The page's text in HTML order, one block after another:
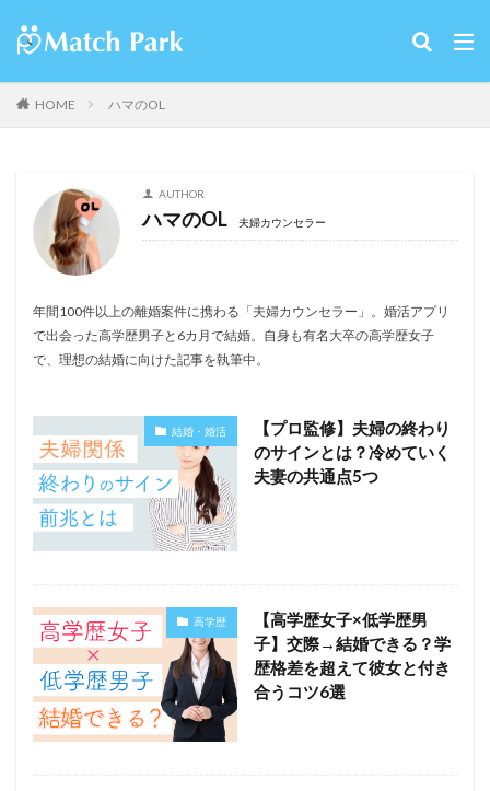
HOME ハマのOL
AUTHOR
ハマのOL 夫婦カウンセラー
年間100件以上の離婚案件に携わる「夫婦カウンセラー」。婚活アプリ
で出会った高学歴男子と6カ月で結婚。自身も有名大卒の高学歴女子
で、理想の結婚に向けた記事を執筆中。
結婚・婚活
【プロ監修】夫婦の終わり
のサインとは？冷めていく
夫妻の共通点5つ
高学歴
【高学歴女子×低学歴男
子】交際→結婚できる？学
歴格差を超えて彼女と付き
合うコツ6選